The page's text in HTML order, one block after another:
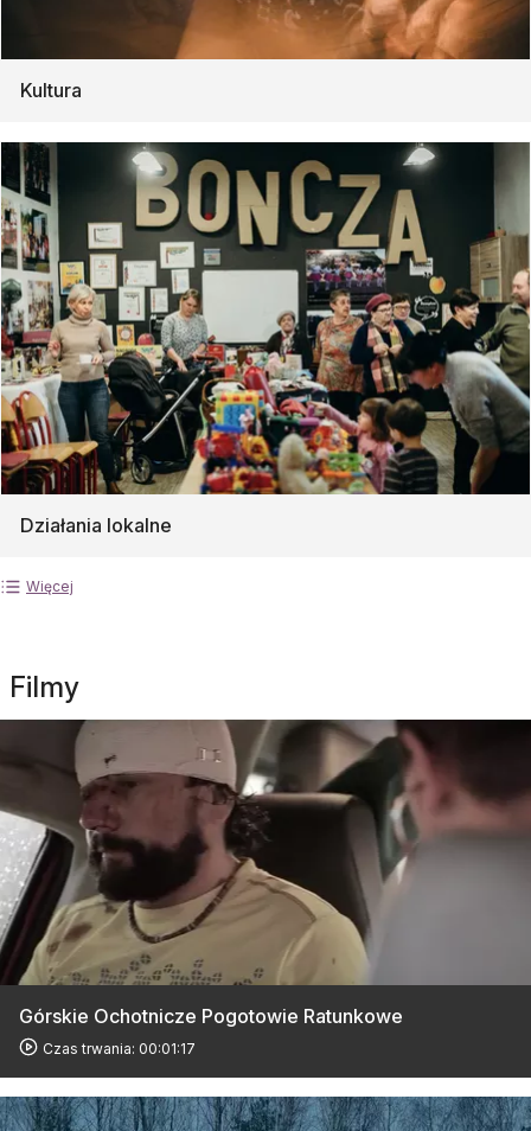
Kultura
Działania lokalne
Więcej
Filmy
Górskie Ochotnicze Pogotowie Ratunkowe
Czas trwania: 00:01:17